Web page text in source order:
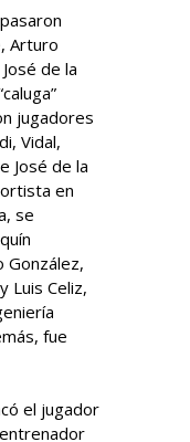
Arturo
de la
jugadores
Vidal,
José de la
en
se
González,
Luis Celiz,
fue
el jugador